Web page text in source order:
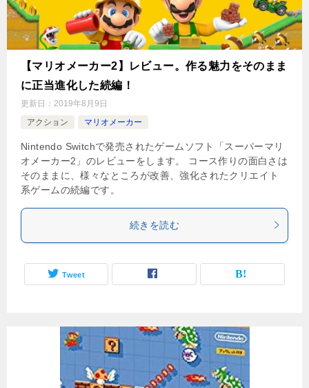
【マリオメーカー2】レビュー。作る魅力をそのまま
に正当進化した続編！
更新日： 2019年8月9日
アクション
マリオメーカー
Nintendo Switchで発売されたゲームソフト「スーパーマリ
オメーカー2」のレビューをします。 コース作りの面白さは
そのままに、様々なところが改善、強化されたクリエイト
系ゲームの続編です。
続きを読む
Tweet